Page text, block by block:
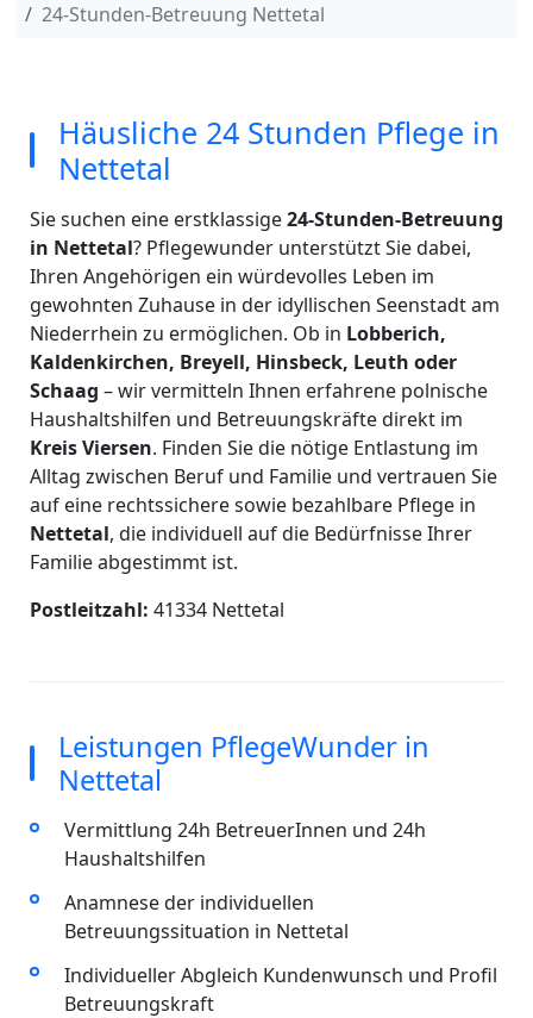
24-Stunden-Betreuung Nettetal
Häusliche 24 Stunden Pflege in
Nettetal
Sie suchen eine erstklassige24-Stunden-Betreuung
in Nettetal? Pflegewunder unterstützt Sie dabei,
Ihren Angehörigen ein würdevolles Leben im
gewohnten Zuhause in der idyllischen Seenstadt am
Niederrhein zu ermöglichen. Ob in Lobberich,
Kaldenkirchen, Breyell, Hinsbeck, Leuth oder
Schaag – wir vermitteln Ihnen erfahrene polnische
Haushaltshilfen und Betreuungskräfte direkt im
Kreis Viersen. Finden Sie die nötige Entlastung im
Alltag zwischen Beruf und Familie und vertrauen Sie
auf eine rechtssichere sowie bezahlbare Pflege in
Nettetal, die individuell auf die Bedürfnisse Ihrer
Familie abgestimmt ist.
Postleitzahl: 41334 Nettetal
Leistungen PflegeWunder in
Nettetal
Vermittlung 24h BetreuerInnen und 24h
Haushaltshilfen
Anamnese der individuellen
Betreuungssituation in Nettetal
Individueller Abgleich Kundenwunsch und Profil
Betreuungskraft